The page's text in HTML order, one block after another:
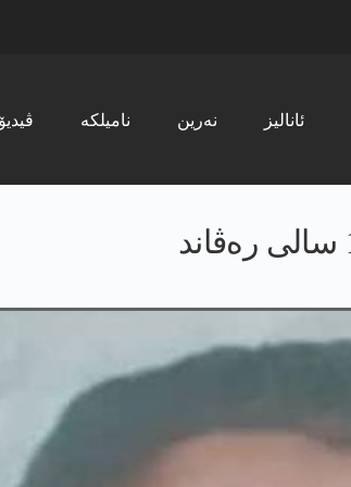
ڤیدیۆ نامیلکە نەرین ئانالیز